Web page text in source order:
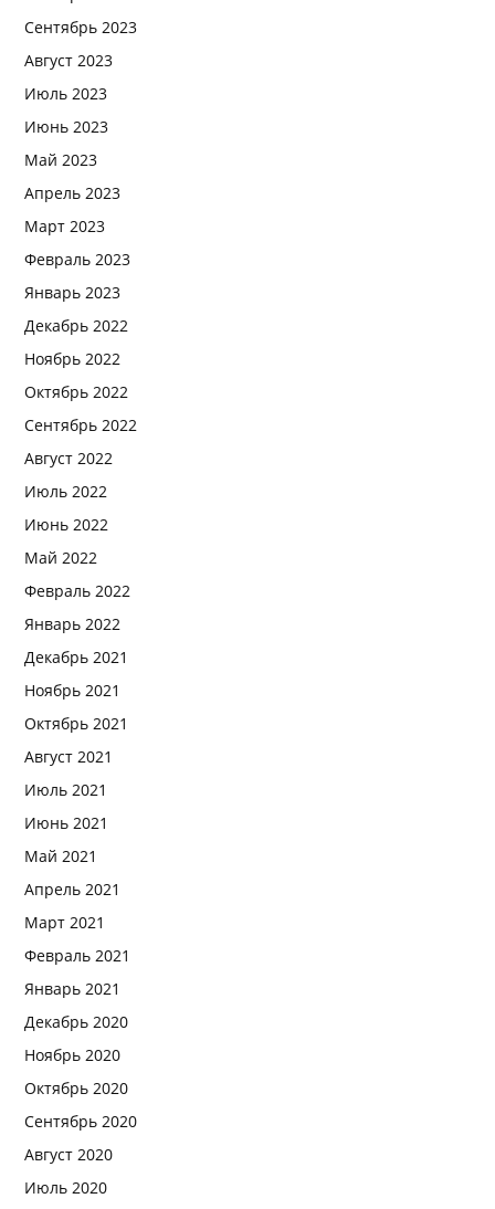
Сентябрь 2023
Август 2023
Июль 2023
Июнь 2023
Май 2023
Апрель 2023
Март 2023
Февраль 2023
Январь 2023
Декабрь 2022
Ноябрь 2022
Октябрь 2022
Сентябрь 2022
Август 2022
Июль 2022
Июнь 2022
Май 2022
Февраль 2022
Январь 2022
Декабрь 2021
Ноябрь 2021
Октябрь 2021
Август 2021
Июль 2021
Июнь 2021
Май 2021
Апрель 2021
Март 2021
Февраль 2021
Январь 2021
Декабрь 2020
Ноябрь 2020
Октябрь 2020
Сентябрь 2020
Август 2020
Июль 2020